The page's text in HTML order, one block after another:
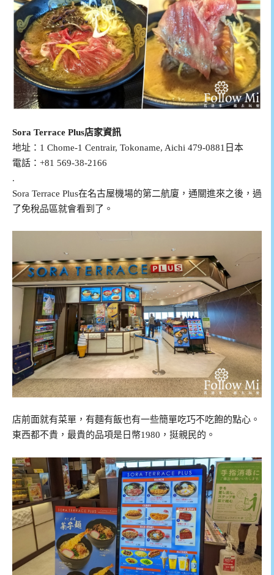
Sora Terrace Plus店家資訊
地址：1 Chome-1 Centrair, Tokoname, Aichi 479-0881日本
電話： +81 569-38-2166
.
Sora Terrace Plus在名古屋機場的第二航廈，通關進來之後，過
了免稅品區就會看到了。
店前面就有菜單，有麵有飯也有一些簡單吃巧不吃飽的點心。
東西都不貴，最貴的品項是日幣1980，挺親民的。